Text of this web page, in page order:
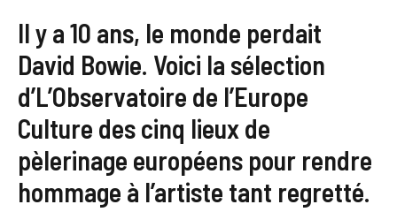
Il y a 10 ans, le monde perdait
David Bowie. Voici la sélection
d’L’Observatoire de l’Europe
Culture des cinq lieux de
pèlerinage européens pour rendre
hommage à l’artiste tant regretté.